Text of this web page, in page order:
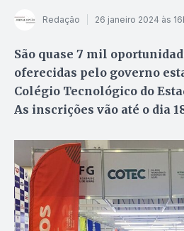
Redação 26 janeiro 2024 às
São quase 7 mil
oferecidas pelo governo
Colégio Tecnológico do
As inscrições vão até o dia